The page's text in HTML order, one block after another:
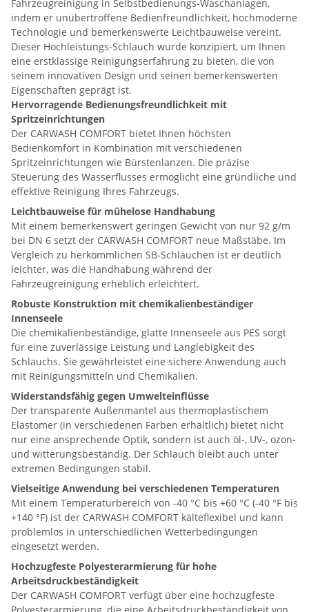
Fahrzeugreinigung in Selbstbedienungs-Waschanlagen,
indem er unübertroffene Bedienfreundlichkeit, hochmoderne
Technologie und bemerkenswerte Leichtbauweise vereint.
Dieser Hochleistungs-Schlauch wurde konzipiert, um Ihnen
eine erstklassige Reinigungserfahrung zu bieten, die von
seinem innovativen Design und seinen bemerkenswerten
Eigenschaften geprägt ist.
Hervorragende Bedienungsfreundlichkeit mit
Spritzeinrichtungen
Der CARWASH COMFORT bietet Ihnen höchsten
Bedienkomfort in Kombination mit verschiedenen
Spritzeinrichtungen wie Bürstenlanzen. Die präzise
Steuerung des Wasserflusses ermöglicht eine gründliche und
effektive Reinigung Ihres Fahrzeugs.
Leichtbauweise für mühelose Handhabung
Mit einem bemerkenswert geringen Gewicht von nur 92 g/m
bei DN 6 setzt der CARWASH COMFORT neue Maßstäbe. Im
Vergleich zu herkömmlichen SB-Schläuchen ist er deutlich
leichter, was die Handhabung während der
Fahrzeugreinigung erheblich erleichtert.
Robuste Konstruktion mit chemikalienbeständiger
Innenseele
Die chemikalienbeständige, glatte Innenseele aus PES sorgt
für eine zuverlässige Leistung und Langlebigkeit des
Schlauchs. Sie gewährleistet eine sichere Anwendung auch
mit Reinigungsmitteln und Chemikalien.
Widerstandsfähig gegen Umwelteinflüsse
Der transparente Außenmantel aus thermoplastischem
Elastomer (in verschiedenen Farben erhältlich) bietet nicht
nur eine ansprechende Optik, sondern ist auch öl-, UV-, ozon-
und witterungsbeständig. Der Schlauch bleibt auch unter
extremen Bedingungen stabil.
Vielseitige Anwendung bei verschiedenen Temperaturen
Mit einem Temperaturbereich von -40 °C bis +60 °C (-40 °F bis
+140 °F) ist der CARWASH COMFORT kälteflexibel und kann
problemlos in unterschiedlichen Wetterbedingungen
eingesetzt werden.
Hochzugfeste Polyesterarmierung für hohe
Arbeitsdruckbeständigkeit
Der CARWASH COMFORT verfügt über eine hochzugfeste